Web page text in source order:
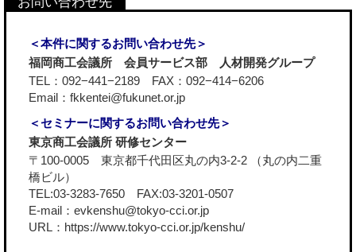
＜本件に関するお問い合わせ先＞
福岡商工会議所 会員サービス部 人材開発グループ
TEL：092−441−2189 FAX：092−414−6206
Email：fkkentei@fukunet.or.jp
＜セミナーに関するお問い合わせ先＞
東京商工会議所 研修センター
〒100-0005 東京都千代田区丸の内3-2-2 （丸の内二重
橋ビル）
TEL:03-3283-7650 FAX:03-3201-0507
E-mail：evkenshu@tokyo-cci.or.jp
URL： https://www.tokyo-cci.or.jp/kenshu/